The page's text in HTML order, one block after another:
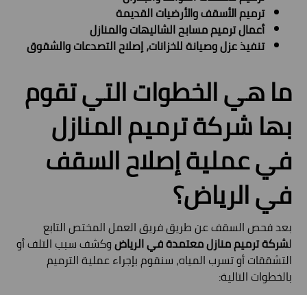
ترميم الأسقف والأرضيات القديمة
أعمال ترميم مسابح الشاليهات والمنازل
تنفيذ عزل وصيانة للخزانات، إصلاح التصدعات والشقوق
ما هي الخطوات التي تقوم
بها شركة ترميم المنازل
في عملية إصلاح السقف
في الرياض؟
بعد فحص السقف عن طريق فريق العمل المختص التابع
لشركة ترميم منازل معتمدة في الرياضوكشف سبب التلف أو
التشققات أو تسرب المياه، سنقوم بإجراء عملية الترميم
بالخطوات التالية: